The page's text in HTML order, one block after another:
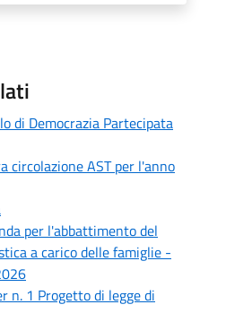
di Democrazia Partecipata
circolazione AST per l'anno
per l'abbattimento del
a carico delle famiglie -
n. 1 Progetto di legge di